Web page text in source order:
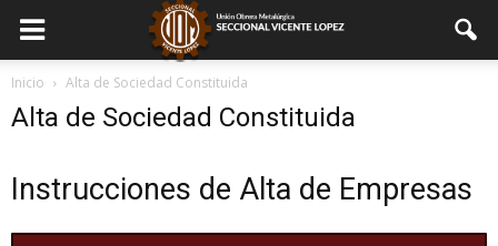
Inicio Alta de Sociedad Constituida
Alta de Sociedad Constituida
Instrucciones de Alta de Empresas